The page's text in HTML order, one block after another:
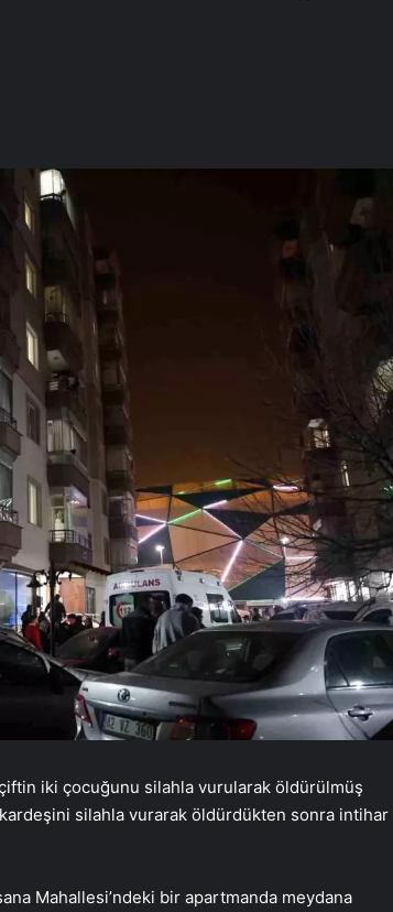
iki çocuğunu silahla vurularak öldürülmüş
silahla vurarak öldürdükten sonra intihar
Mahallesi’ndeki bir apartmanda meydana